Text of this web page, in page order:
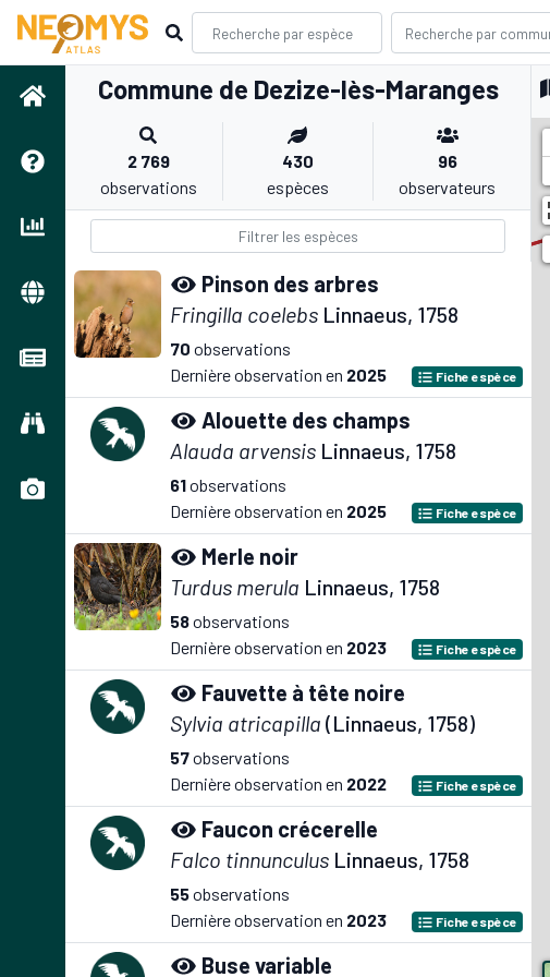
Commune de Dezize-lès-Maranges
2 769
observations
430
espèces
96
observateurs
Pinson des arbres
Fringilla coelebs Linnaeus, 1758
70 observations
Dernière observation en 2025 Fiche espèce
Alouette des champs
Alauda arvensis Linnaeus, 1758
61observations
Dernière observation en 2025 Fiche espèce
Merle noir
Turdus merula Linnaeus, 1758
58observations
Dernière observation en 2023 Fiche espèce
Fauvette à tête noire
Sylvia atricapilla (Linnaeus, 1758)
57observations
Dernière observation en 2022 Fiche espèce
Faucon crécerelle
Falco tinnunculus Linnaeus, 1758
55observations
Dernière observation en 2023 Fiche espèce
Buse variable